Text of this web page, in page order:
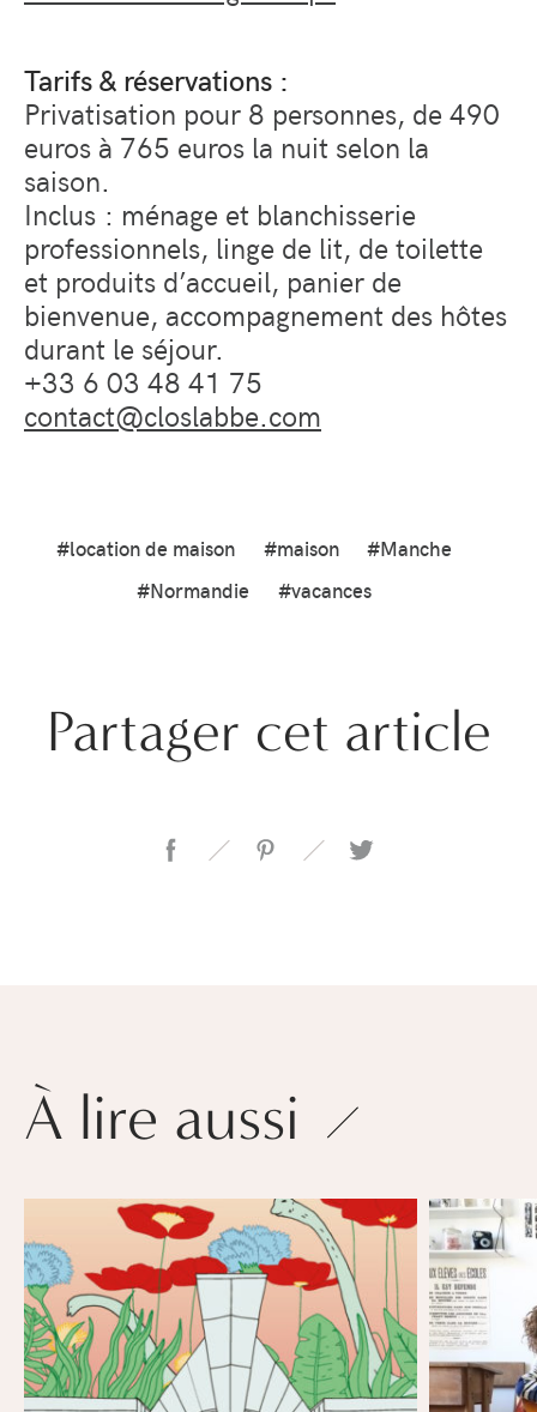
Tarifs & réservations :
Privatisation pour 8 personnes, de 490
euros à 765 euros la nuit selon la
saison.
Inclus : ménage et blanchisserie
professionnels, linge de lit, de toilette
et produits d’accueil, panier de
bienvenue, accompagnement des hôtes
durant le séjour.
+33 6 03 48 41 75
contact@closlabbe.com
#location de maison #maison
#Manche
#Normandie
#vacances
Partager cet article
À lire aussi